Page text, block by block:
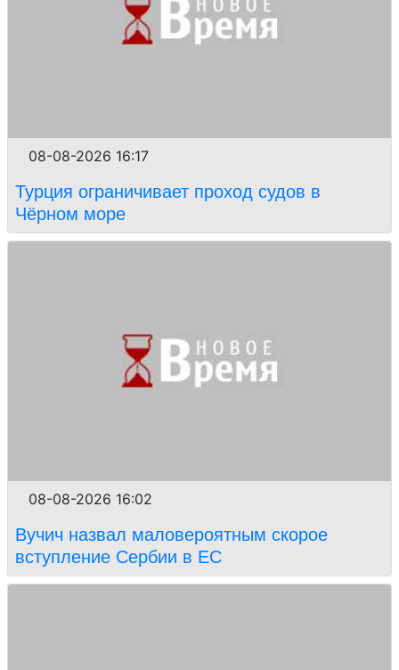
08-08-2026 16:17
Турция ограничивает проход судов в
Чёрном море
08-08-2026 16:02
Вучич назвал маловероятным скорое
вступление Сербии в ЕС